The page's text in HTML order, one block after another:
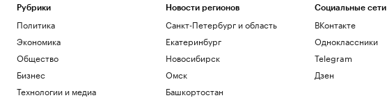
пострадали четыре человека
Общество
Telegraph сообщил о выплатах УЕФА
вероятной любовнице Инфантино
Спорт
Рубрики
Политика
Экономика
Общество
Бизнес
Технологии и медиа
Новости регионов
Санкт-Петербург и область
Екатеринбург
Новосибирск
Омск
Башкортостан
Социальные сети
ВКонтакте
Одноклассники
Telegram
Дзен